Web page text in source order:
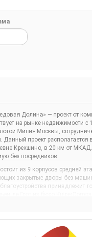
Долина» — проект от
на рынке недвижимости с
Мили» Москвы,
Данный проект располагается
Крекшино, в 20 км от МКАД.
без посредников.
из 9 корпусов средней
закрытые дворы без
благоустройства принадлежит
наземные парковки. Для
На выбор квартиры от студий